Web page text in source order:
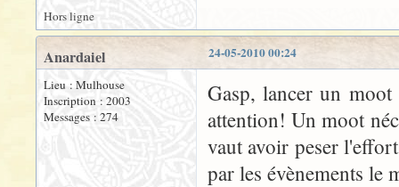
Hors ligne
24-05-2010 00:24
Anardaiel
Lieu : Mulhouse
Inscription : 2003
Messages : 274
Gasp, lancer un
attention! Un moot
vaut avoir peser
par les évènements le